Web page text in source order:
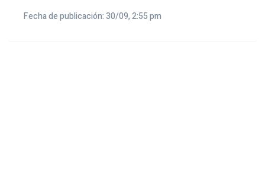
Fecha de publicación: 30/09, 2:55 pm